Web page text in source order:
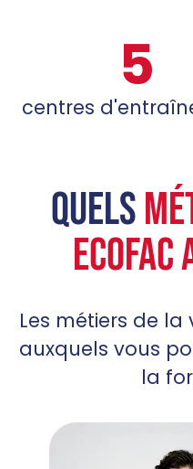
5
centres
QUELS
Les métiers de
auxquels vous
la